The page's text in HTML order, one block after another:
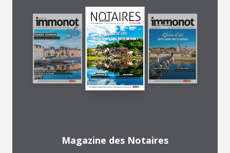
Magazine des Notaires